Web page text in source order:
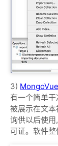
3) MongoVue
有一个简单
被展示在文
询供以后使
可证。软件整